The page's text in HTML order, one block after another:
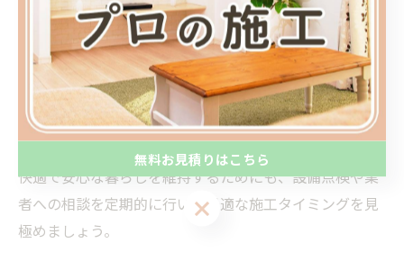
す。逆に、タイミングを逃すと生活の質が低下したり、
急な工事対応で費用が高額になるリスクもあります。
また、計画的な施工は家族の生活リズムを守るだけでな
く、補助金や助成制度を活用できるメリットも生まれま
す。たとえば、年度末や新年度は補助金申請が集中する
ため、早めに情報収集し余裕を持った準備が必要です。
快適で安心な暮らしを維持するためにも、設備点検や業
者への相談を定期的に行い、最適な施工タイミングを見
極めましょう。
無料お見積りはこちら
無料お見積りはこちら